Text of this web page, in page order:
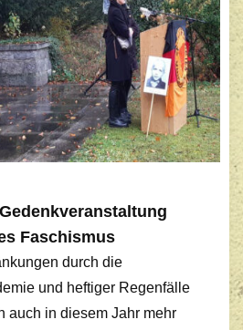
Faschismus
durch die
und heftiger Regenfälle
auch in diesem Jahr mehr